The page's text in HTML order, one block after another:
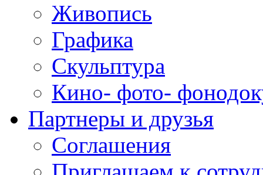
Живопись
Графика
Скульптура
Кино- фото-
Партнеры и друзья
Соглашения